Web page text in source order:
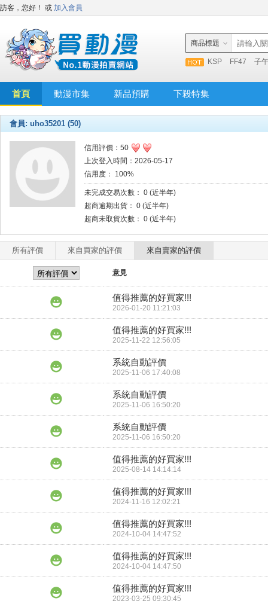
訪客，您好！ 或 加入會員
商品標題
KSP FF47 子
首頁 動漫市集 新品預購 下殺特集
會員: uho35201 (50)
信用評價：50
上次登入時間：2026-05-17
信用度： 100%
未完成交易次數： 0 (近半年)
超商逾期出貨： 0 (近半年)
超商未取貨次數： 0 (近半年)
所有評價 來自買家的評價 來自賣家的評價
意見
值得推薦的好買家!!!
2026-01-20 11:21:03
值得推薦的好買家!!!
2025-11-22 12:56:05
系統自動評價
2025-11-06 17:40:08
系統自動評價
2025-11-06 16:50:20
系統自動評價
2025-11-06 16:50:20
值得推薦的好買家!!!
2025-08-14 14:14:14
值得推薦的好買家!!!
2024-11-16 12:02:21
值得推薦的好買家!!!
2024-10-04 14:47:52
值得推薦的好買家!!!
2024-10-04 14:47:50
值得推薦的好買家!!!
2023-03-25 09:30:45